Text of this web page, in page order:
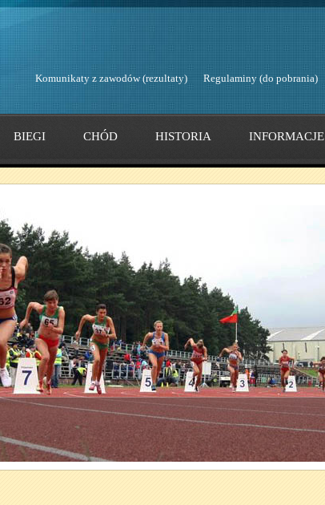
Komunikaty z zawodów (rezultaty) Regulaminy (do pobrania)
BIEGI CHÓD HISTORIA INFORMACJE
1 2 3 5 6 7